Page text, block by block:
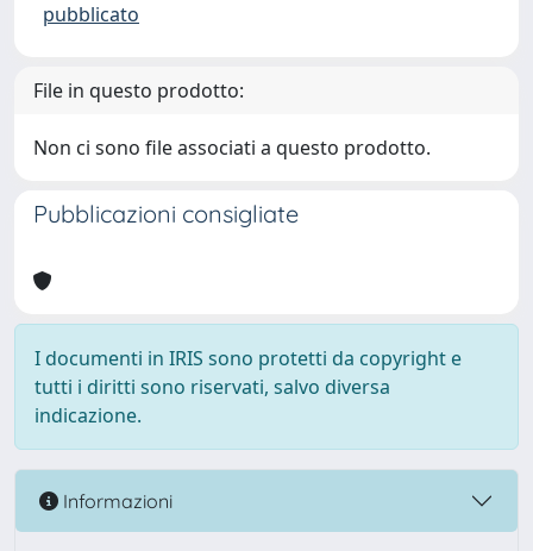
pubblicato
File in questo prodotto:
Non ci sono file associati a questo prodotto.
Pubblicazioni consigliate
I documenti in IRIS sono protetti da copyright e
tutti i diritti sono riservati, salvo diversa
indicazione.
Informazioni